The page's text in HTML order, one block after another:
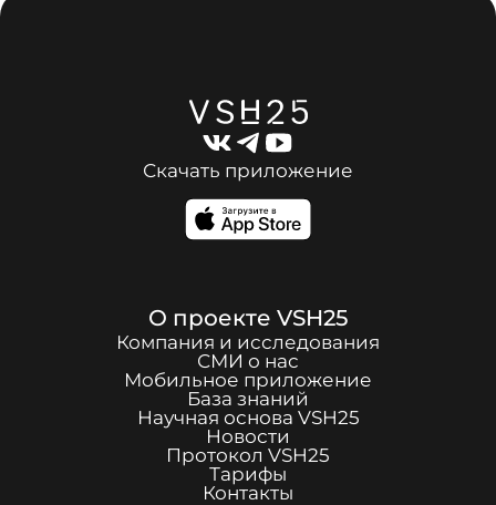
Скачать приложение
О проекте VSH25
Компания и исследования
СМИ о нас
Мобильное приложение
База знаний
Научная основа VSH25
Новости
Протокол VSH25
Тарифы
Контакты